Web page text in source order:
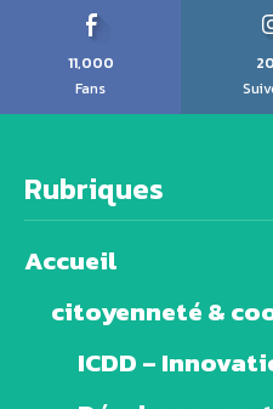
11,000
Fans
Rubriques
Accueil
citoyenneté &
ICDD –